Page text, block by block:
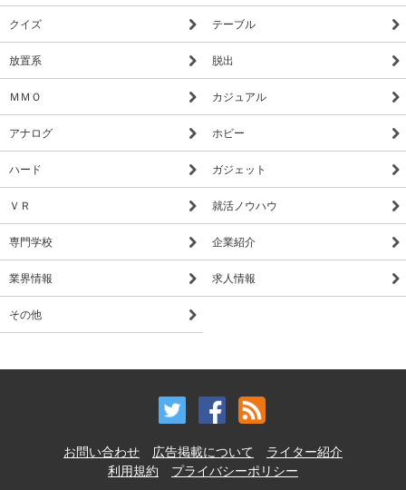
クイズ テーブル
放置系 脱出
ＭＭＯ カジュアル
アナログ ホビー
ハード ガジェット
ＶＲ 就活ノウハウ
専門学校 企業紹介
業界情報 求人情報
その他
お問い合わせ 広告掲載について
ライター紹介
利用規約
プライバシーポリシー